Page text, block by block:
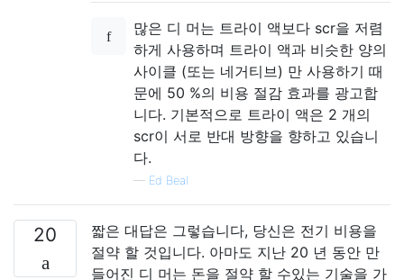
많은 디 머는 트라이 액보다 scr을 저렴
하게 사용하며 트라이 액과 비슷한 양의
사이클 (또는 네거티브) 만 사용하기 때
문에 50 %의 비용 절감 효과를 광고합
니다. 기본적으로 트라이 액은 2 개의
scr이 서로 반대 방향을 향하고 있습니
다.
— Ed Beal
20
짧은 대답은 그렇습니다, 당신은 전기 비용을
절약 할 것입니다. 아마도 지난 20 년 동안 만
들어진 디 머는 돈을 절약 할 수있는 기술을 가